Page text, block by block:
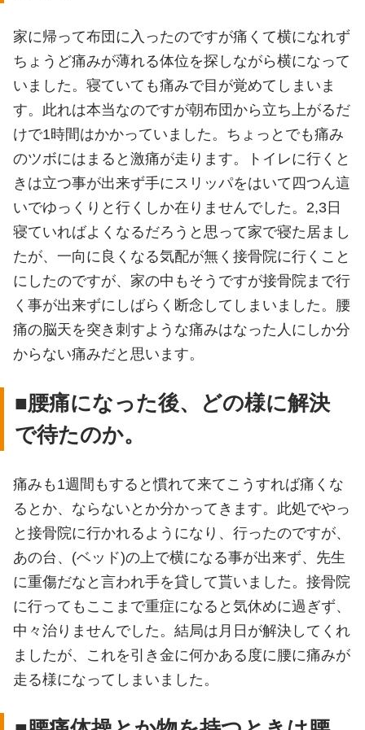
家に帰って布団に入ったのですが痛くて横になれず
ちょうど痛みが薄れる体位を探しながら横になって
いました。寝ていても痛みで目が覚めてしまいま
す。此れは本当なのですが朝布団から立ち上がるだ
けで1時間はかかっていました。ちょっとでも痛み
のツボにはまると激痛が走ります。トイレに行くと
きは立つ事が出来ず手にスリッパをはいて四つん這
いでゆっくりと行くしか在りませんでした。2,3日
寝ていればよくなるだろうと思って家で寝た居まし
たが、一向に良くなる気配が無く接骨院に行くこと
にしたのですが、家の中もそうですが接骨院まで行
く事が出来ずにしばらく断念してしまいました。腰
痛の脳天を突き刺すような痛みはなった人にしか分
からない痛みだと思います。
■腰痛になった後、どの様に解決
で待たのか。
痛みも1週間もすると慣れて来てこうすれば痛くな
るとか、ならないとか分かってきます。此処でやっ
と接骨院に行かれるようになり、行ったのですが、
あの台、(ベッド)の上で横になる事が出来ず、先生
に重傷だなと言われ手を貸して貰いました。接骨院
に行ってもここまで重症になると気休めに過ぎず、
中々治りませんでした。結局は月日が解決してくれ
ましたが、これを引き金に何かある度に腰に痛みが
走る様になってしまいました。